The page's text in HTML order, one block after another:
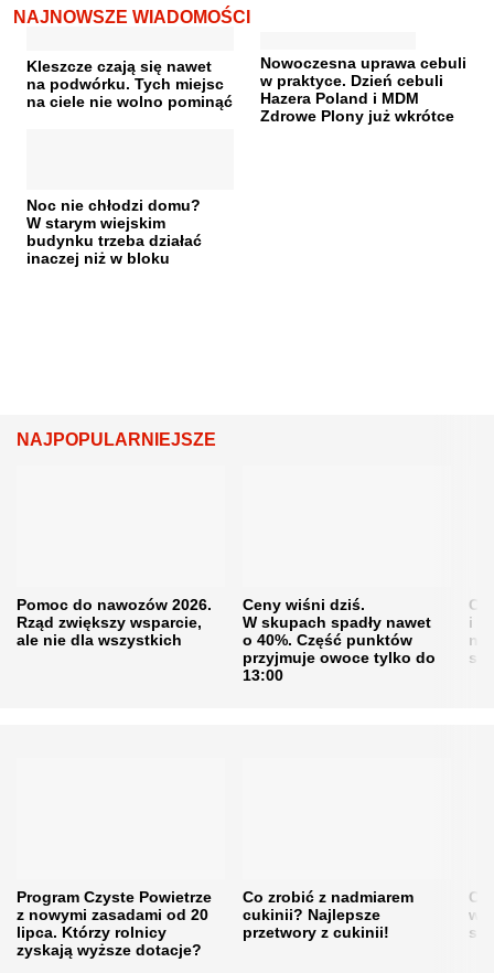
NAJNOWSZE WIADOMOŚCI
Kleszcze czają się nawet
na podwórku. Tych miejsc
na ciele nie wolno pominąć
Nowoczesna uprawa cebuli
w praktyce. Dzień cebuli
Hazera Poland i MDM
Zdrowe Plony już wkrótce
Noc nie chłodzi domu?
W starym wiejskim
budynku trzeba działać
inaczej niż w bloku
NAJPOPULARNIEJSZE
Pomoc do nawozów 2026.
Rząd zwiększy wsparcie,
ale nie dla wszystkich
Ceny wiśni dziś.
W skupach spadły nawet
o 40%. Część punktów
przyjmuje owoce tylko do
13:00
i
Program Czyste Powietrze
z nowymi zasadami od 20
lipca. Którzy rolnicy
zyskają wyższe dotacje?
Co zrobić z nadmiarem
cukinii? Najlepsze
przetwory z cukinii!
w